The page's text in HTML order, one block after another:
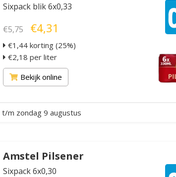
Sixpack blik 6x0,33
€5,75 €4,31
€1,44 korting (25%)
€2,18 per liter
Bekijk online
t/m zondag 9 augustus
Amstel Pilsener
Sixpack 6x0,30